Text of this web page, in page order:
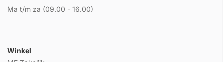
Ma t/m za (09.00 - 16.00)
Winkel